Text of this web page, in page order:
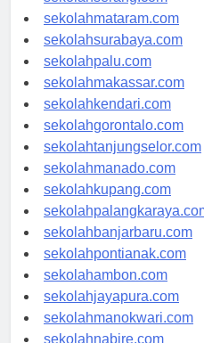
sekolahserang.com
sekolahmataram.com
sekolahsurabaya.com
sekolahpalu.com
sekolahmakassar.com
sekolahkendari.com
sekolahgorontalo.com
sekolahtanjungselor.com
sekolahmanado.com
sekolahkupang.com
sekolahpalangkaraya.com
sekolahbanjarbaru.com
sekolahpontianak.com
sekolahambon.com
sekolahjayapura.com
sekolahmanokwari.com